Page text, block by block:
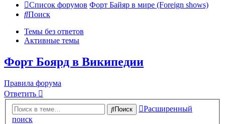
Список форумов Форт Байяр в мире (Foreign shows)
Поиск
Темы без ответов
Активные темы
Форт Боярд в Википедии
Правила форума
Ответить
Поиск
Расширенный
поиск